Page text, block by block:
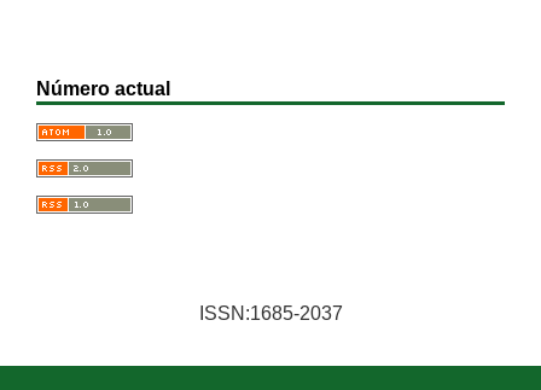
Número actual
ISSN:1685-2037